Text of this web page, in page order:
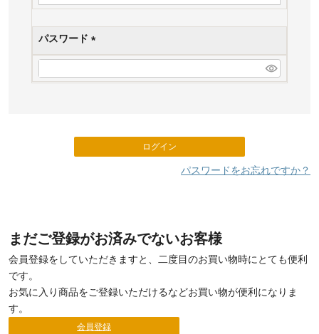
パスワード
(
ログイン
パスワードをお忘れですか？
まだご登録がお済みでないお客様
会員登録をしていただきますと、二度目のお買い物時にとても便利
です。
お気に入り商品をご登録いただけるなどお買い物が便利になりま
す。
会員登録